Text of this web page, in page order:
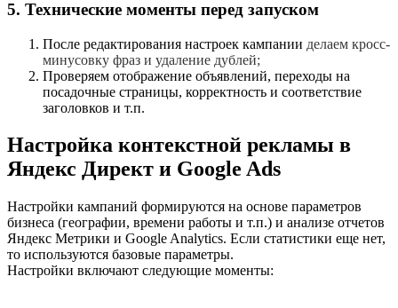
5. Технические моменты перед запуском
После редактирования настроек кампании делаем кросс-
минусовку фраз и удаление дублей;
Проверяем отображение объявлений, переходы на
посадочные страницы, корректность и соответствие
заголовков и т.п.
Настройка контекстной рекламы в
Яндекс Директ и Google Ads
Настройки кампаний формируются на основе параметров
бизнеса (географии, времени работы и т.п.) и анализе отчетов
Яндекс Метрики и Google Analytics. Если статистики еще нет,
то используются базовые параметры.
Настройки включают следующие моменты: